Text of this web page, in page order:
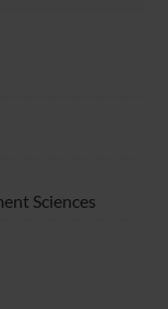
Sciences